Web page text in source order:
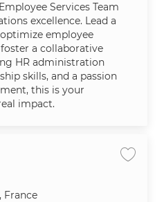
Services Team
excellence. Lead a
employee
foster a collaborative
HR administration
skills, and a passion
this is your
impact.
France